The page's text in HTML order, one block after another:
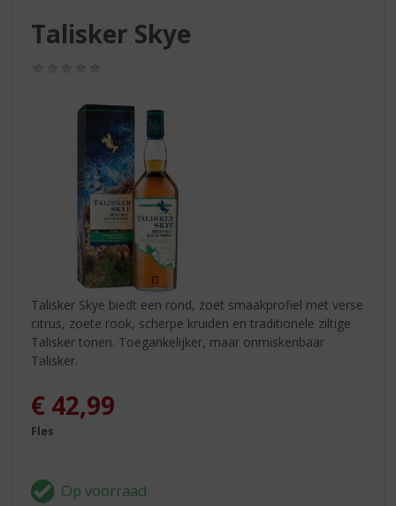
Talisker Skye
Talisker Skye biedt een rond, zoet smaakprofiel met verse
citrus, zoete rook, scherpe kruiden en traditionele ziltige
Talisker tonen. Toegankelijker, maar onmiskenbaar
Talisker.
€ 42,99
Fles